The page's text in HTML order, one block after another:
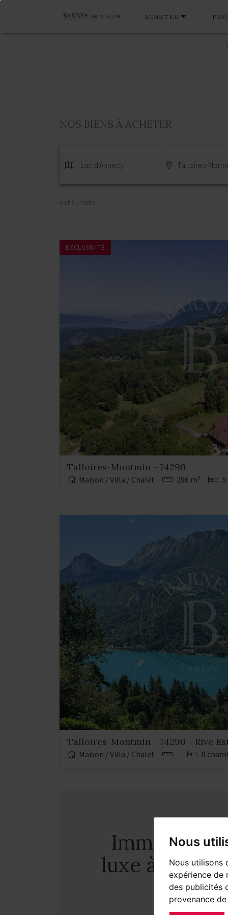
Nous
Nous utilisons
expérience de
des publicités
provenance
ACHETER
NOS BIENS À ACHETER
Lac d'Annecy Talloires-
4 RÉSULTATS
EXCLUSIVITÉ
Talloires-Montmin - 74290
Maison / Villa / Chalet 296 m²
Talloires-Montmin - 74290 - Rive
Maison / Villa / Chalet - 0
Immobilier
luxe à